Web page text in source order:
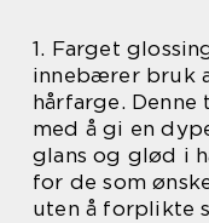
1. Farget
innebærer bruk
hårfarge.
med å gi en
glans og glød i
for de som
uten å forplikte